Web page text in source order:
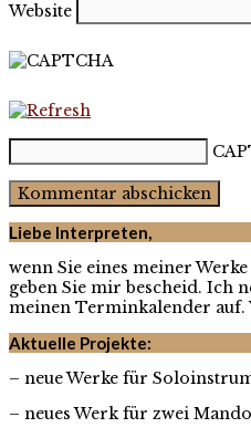
Website
Liebe Interpreten,
wenn Sie eines meiner
geben Sie mir bescheid. Ich
meinen Terminkalender auf.
Aktuelle Projekte:
– neue Werke für
– neues Werk für zwei